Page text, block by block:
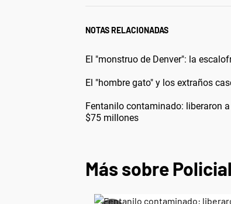
NOTAS RELACIONADAS
El "monstruo de Denver": la
El "hombre gato" y los extraños
Fentanilo contaminado: liberaron
$75 millones
Más sobre